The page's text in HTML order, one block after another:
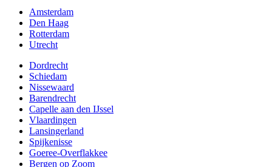
Amsterdam
Den Haag
Rotterdam
Utrecht
Dordrecht
Schiedam
Nissewaard
Barendrecht
Capelle aan den IJssel
Vlaardingen
Lansingerland
Spijkenisse
Goeree-Overflakkee
Bergen op Zoom